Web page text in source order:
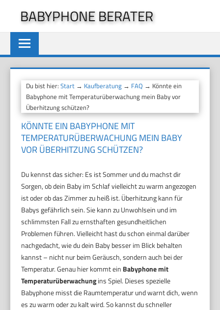
springen
BABYPHONE BERATER
Du bist hier:Start → Kaufberatung → FAQ → Könnte ein
Babyphone mit Temperaturüberwachung mein Baby vor
Überhitzung schützen?
KÖNNTE EIN BABYPHONE MIT
TEMPERATURÜBERWACHUNG MEIN BABY
VOR ÜBERHITZUNG SCHÜTZEN?
Du kennst das sicher: Es ist Sommer und du machst dir
Sorgen, ob dein Baby im Schlaf vielleicht zu warm angezogen
ist oder ob das Zimmer zu heiß ist. Überhitzung kann für
Babys gefährlich sein. Sie kann zu Unwohlsein und im
schlimmsten Fall zu ernsthaften gesundheitlichen
Problemen führen. Vielleicht hast du schon einmal darüber
nachgedacht, wie du dein Baby besser im Blick behalten
kannst – nicht nur beim Geräusch, sondern auch bei der
Temperatur. Genau hier kommt ein Babyphone mit
Temperaturüberwachungins Spiel. Dieses spezielle
Babyphone misst die Raumtemperatur und warnt dich, wenn
es zu warm oder zu kalt wird. So kannst du schneller